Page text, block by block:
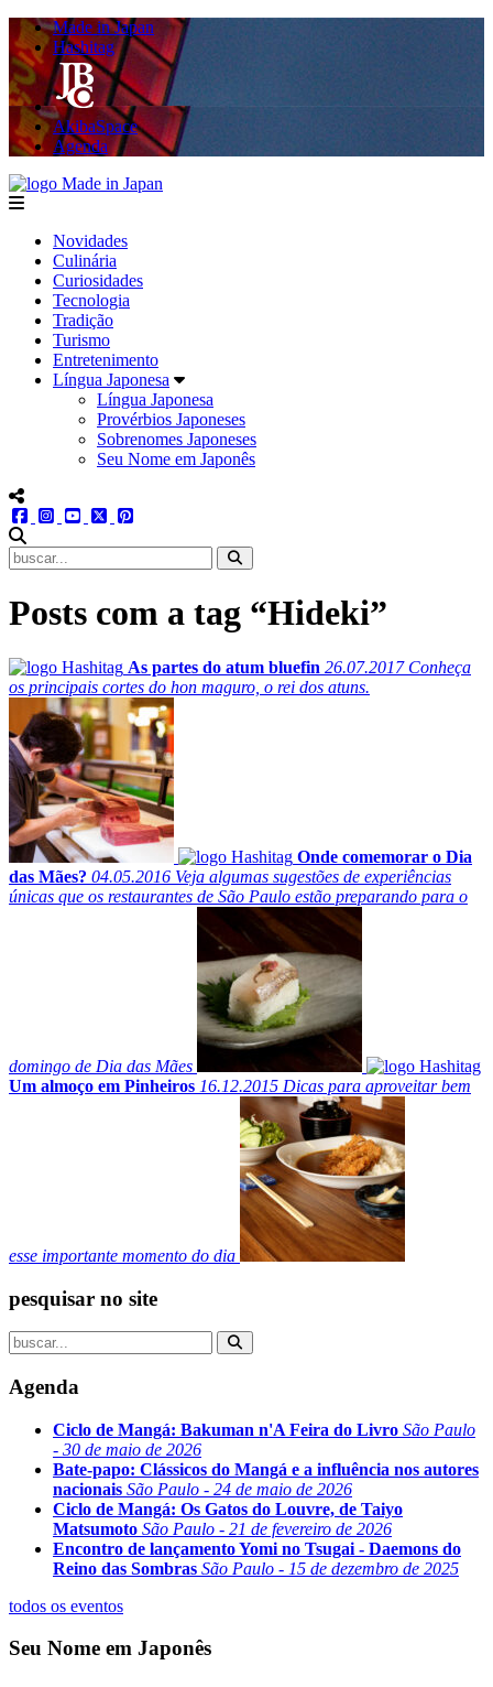
Made in Japan
Hashitag
AkibaSpace
Agenda
menu
Novidades
Culinária
Curiosidades
Tecnologia
Tradição
Turismo
Entretenimento
Língua Japonesa
Língua Japonesa
Provérbios Japoneses
Sobrenomes Japoneses
Seu Nome em Japonês
menu redes social
facebookinstagram
youtube
twitter
Posts com a tag “Hideki”
As partes do atum bluefin 26.07.2017Conheça
os principais cortes do hon maguro, o rei dos atuns.
Onde comemorar o Dia
das Mães? 04.05.2016 Veja algumas sugestões de experiências
únicas que os restaurantes de São Paulo estão preparando para o
domingo de Dia das Mães
Um almoço em Pinheiros 16.12.2015 Dicas para aproveitar bem
esse importante momento do dia
pesquisar no site
Agenda
Ciclo de Mangá: Bakuman n'A Feira do Livro São Paulo
- 30 de maio de 2026
Bate-papo: Clássicos do Mangá e a influência nos autores
nacionais São Paulo - 24 de maio de 2026
Ciclo de Mangá: Os Gatos do Louvre, de Taiyo
Matsumoto São Paulo - 21 de fevereiro de 2026
Encontro de lançamento Yomi no Tsugai - Daemons do
Reino das Sombras São Paulo - 15 de dezembro de 2025
todos os eventos
Seu Nome em Japonês